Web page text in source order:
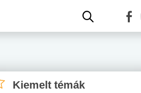
Kiemelt témák